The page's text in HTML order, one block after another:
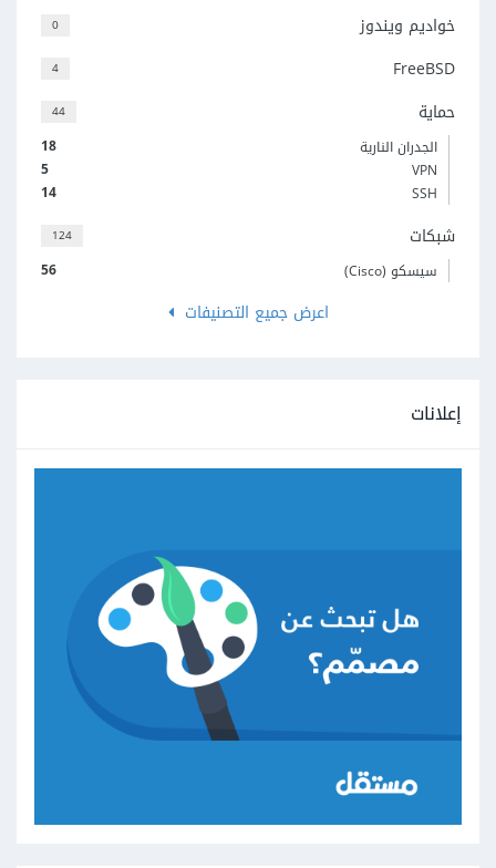
0 خواديم ويندوز
4 FreeBSD
44 حماية
18
الجدران النارية
5
VPN
14
SSH
124 شبكات
56 سيسكو (Cisco)
اعرض جميع التصنيفات
إعلانات